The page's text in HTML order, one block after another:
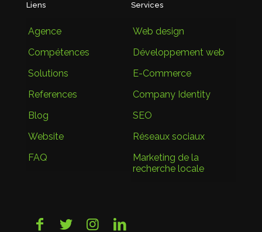
Liens
Agence
Compétences
Solutions
References
Blog
Website
FAQ
Services
Web design
Développement web
E-Commerce
Company Identity
SEO
Réseaux sociaux
Marketing de la
recherche locale